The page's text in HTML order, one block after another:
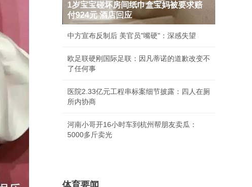
1岁宝宝碰坏房间纸巾盒宝妈被要求赔
付924元 酒店回应
中方宣布反制后 美官员"嘴硬"：深感失望
欧足联硬刚国际足联：因凡蒂诺的道歉改变不
了任何事
医院2.33亿元工程串标案细节披露：四人在厕
所内协商
河南小哥开16小时车到杭州帮朋友卖瓜：
5000多斤卖光
体育要闻